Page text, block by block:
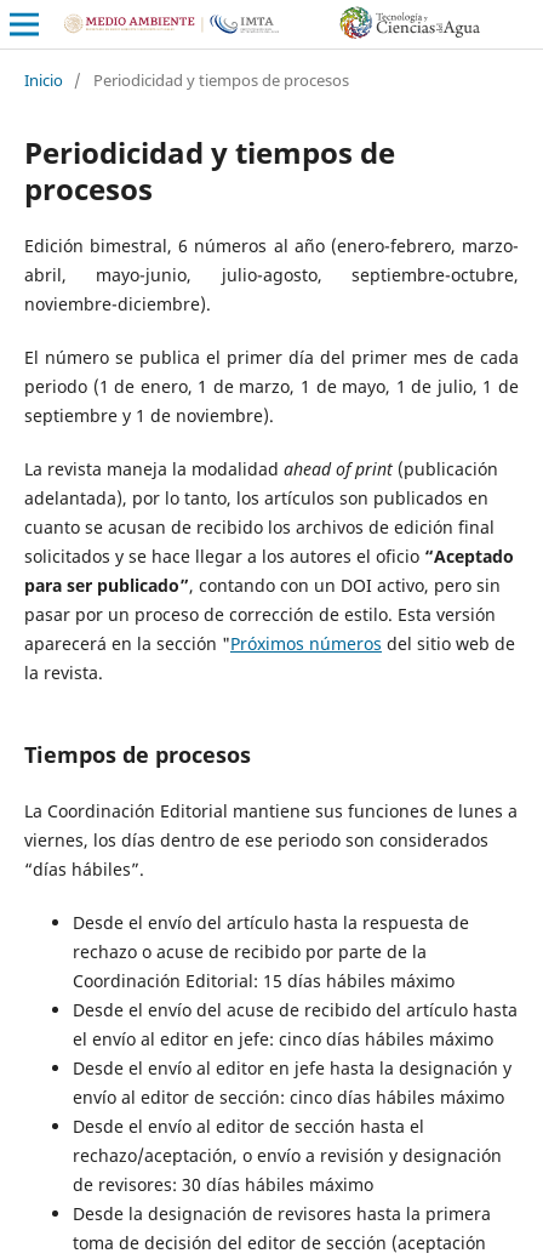
Inicio / Periodicidad y tiempos de procesos
Periodicidad y tiempos de
procesos
Edición bimestral, 6 números al año (enero-febrero, marzo-
abril, mayo-junio, julio-agosto, septiembre-octubre,
noviembre-diciembre).
El número se publica el primer día del primer mes de cada
periodo (1 de enero, 1 de marzo, 1 de mayo, 1 de julio, 1 de
septiembre y 1 de noviembre).
La revista maneja la modalidad ahead of print(publicación
adelantada), por lo tanto, los artículos son publicados en
cuanto se acusan de recibido los archivos de edición final
solicitados y se hace llegar a los autores el oficio “Aceptado
para ser publicado”, contando con un DOI activo, pero sin
pasar por un proceso de corrección de estilo. Esta versión
aparecerá en la sección "Próximos números del sitio web de
la revista.
Tiempos de procesos
La Coordinación Editorial mantiene sus funciones de lunes a
viernes, los días dentro de ese periodo son considerados
“días hábiles”.
Desde el envío del artículo hasta la respuesta de
rechazo o acuse de recibido por parte de la
Coordinación Editorial: 15 días hábiles máximo
Desde el envío del acuse de recibido del artículo hasta
el envío al editor en jefe: cinco días hábiles máximo
Desde el envío al editor en jefe hasta la designación y
envío al editor de sección: cinco días hábiles máximo
Desde el envío al editor de sección hasta el
rechazo/aceptación, o envío a revisión y designación
de revisores: 30 días hábiles máximo
Desde la designación de revisores hasta la primera
toma de decisión del editor de sección (aceptación